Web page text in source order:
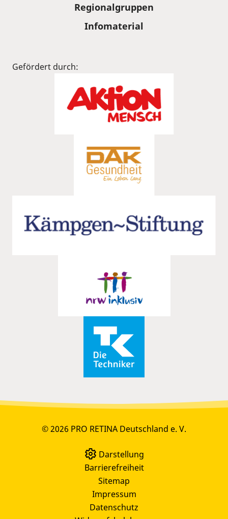
Regionalgruppen
Infomaterial
Gefördert durch:
© 2026 PRO RETINA Deutschland e. V.
Darstellung
Barrierefreiheit
Sitemap
Impressum
Datenschutz